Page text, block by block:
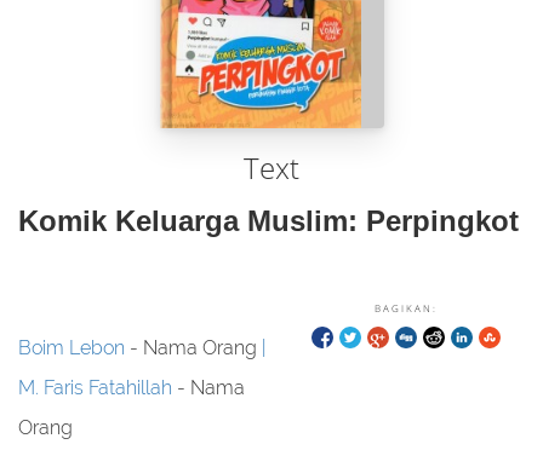
Text
Komik Keluarga Muslim: Perpingkot
BAGIKAN:
Boim Lebon - Nama Orang
M. Faris Fatahillah - Nama
Orang